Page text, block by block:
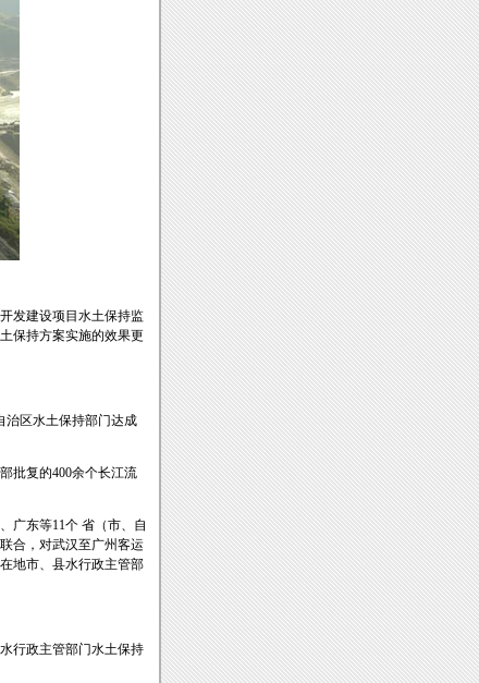
发建设项目水土保持监
保持方案实施的效果更
区水土保持部门达成
批复的400余个长江流
广东等11个 省（市、自
合，对武汉至广州客运
地市、县水行政主管部
行政主管部门水土保持